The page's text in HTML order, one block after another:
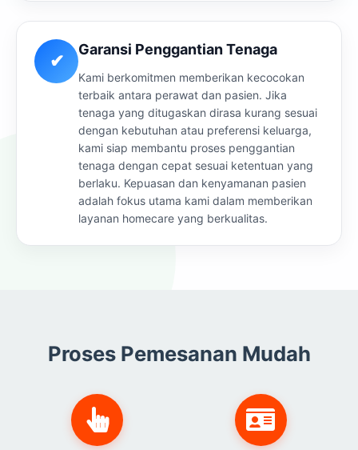
✔
Garansi Penggantian Tenaga
Kami berkomitmen memberikan kecocokan
terbaik antara perawat dan pasien. Jika
tenaga yang ditugaskan dirasa kurang sesuai
dengan kebutuhan atau preferensi keluarga,
kami siap membantu proses penggantian
tenaga dengan cepat sesuai ketentuan yang
berlaku. Kepuasan dan kenyamanan pasien
adalah fokus utama kami dalam memberikan
layanan homecare yang berkualitas.
Proses Pemesanan Mudah